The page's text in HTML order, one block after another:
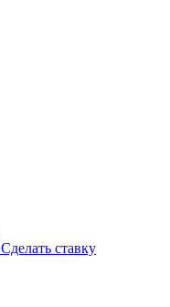
Сделать ставку